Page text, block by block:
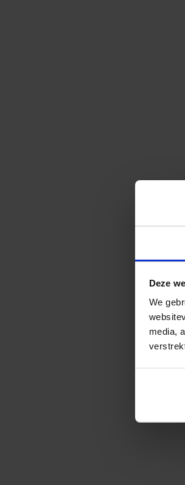
Deze
We
media,